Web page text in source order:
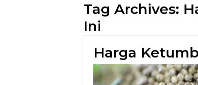
Tag Archives:
Ini
Harga